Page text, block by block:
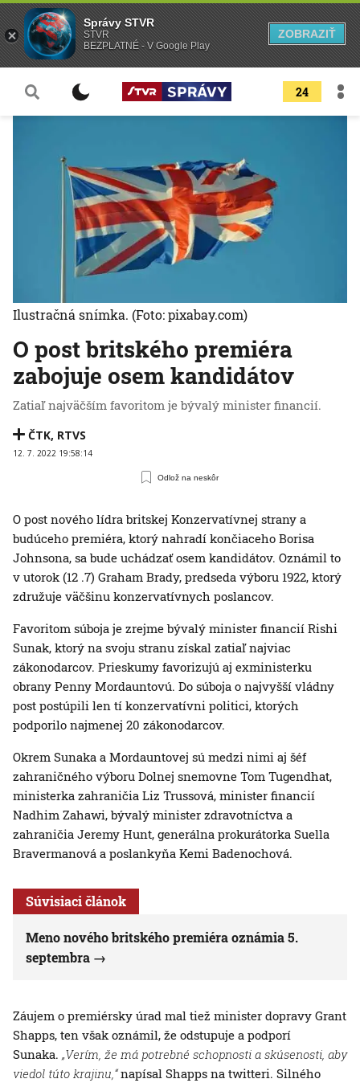
24
O post britského premiéra
zabojuje osem kandidátov
Zatiaľ najväčším favoritom je bývalý minister financií.
ČTK, RTVS
12. 7. 2022 19:58:14
Odlož na neskôr
Ilustračná snímka. (Foto: pixabay.com)
O post nového lídra britskej Konzervatívnej strany a
budúceho premiéra, ktorý nahradí končiaceho Borisa
Johnsona, sa bude uchádzať osem kandidátov. Oznámil to
v utorok (12 .7) Graham Brady, predseda výboru 1922, ktorý
združuje väčšinu konzervatívnych poslancov.
Favoritom súboja je zrejme bývalý minister financií Rishi
Sunak, ktorý na svoju stranu získal zatiaľ najviac
zákonodarcov. Prieskumy favorizujú aj exministerku
obrany Penny Mordauntovú. Do súboja o najvyšší vládny
post postúpili len tí konzervatívni politici, ktorých
podporilo najmenej 20 zákonodarcov.
Okrem Sunaka a Mordauntovej sú medzi nimi aj šéf
zahraničného výboru Dolnej snemovne Tom Tugendhat,
ministerka zahraničia Liz Trussová, minister financií
Nadhim Zahawi, bývalý minister zdravotníctva a
zahraničia Jeremy Hunt, generálna prokurátorka Suella
Bravermanová a poslankyňa Kemi Badenochová.
Súvisiaci článok
Meno nového britského premiéra oznámia 5.
septembra
Záujem o premiérsky úrad mal tiež minister dopravy Grant
Shapps, ten však oznámil, že odstupuje a podporí
Sunaka. „Verím, že má potrebné schopnosti a skúsenosti, aby
viedol túto krajinu,“napísal Shapps na twitteri. Silného
Správy STVR
STVR
BEZPLATNÉ - V Google Play
ZOBRAZIŤ